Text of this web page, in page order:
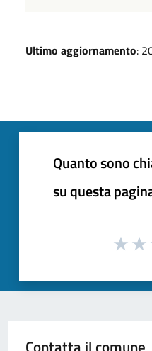
Ultimo aggiornamento:
Quanto sono
su questa